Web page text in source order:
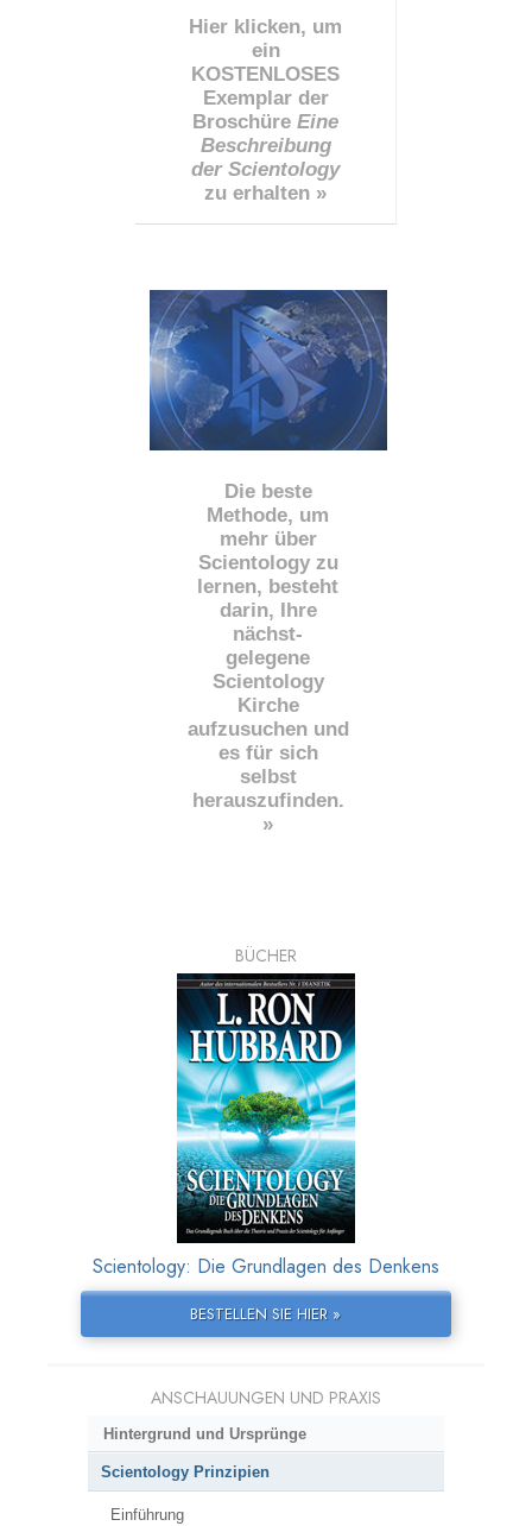
Hier klicken, um
ein
KOSTENLOSES
Exemplar der
Broschüre Eine
Beschreibung
der Scientology
zu erhalten »
Die beste
Methode, um
mehr über
Scientology zu
lernen, besteht
darin, Ihre
nächst-
gelegene
Scientology
Kirche
aufzusuchen und
es für sich
selbst
herauszufinden.
»
BÜCHER
Scientology: Die Grundlagen des Denkens
BESTELLEN SIE HIER »
ANSCHAUUNGEN UND PRAXIS
Hintergrund und Ursprünge
Scientology Prinzipien
Einführung